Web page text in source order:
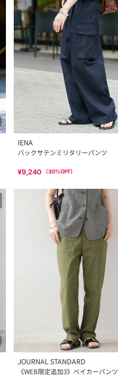
IENA
バックサテンミリタリーパンツ
¥9,240 （30%OFF）
JOURNAL STANDARD
《WEB限定追加3》ベイカーパンツ